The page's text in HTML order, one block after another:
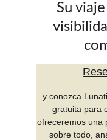
Su
y conozca
gratuita para
ofreceremos una
sobre todo,